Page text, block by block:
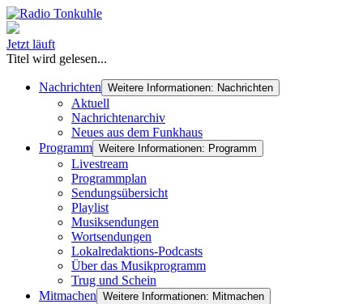
Jetzt läuft
Titel wird gelesen...
Nachrichten Weitere Informationen: Nachrichten
Aktuell
Nachrichtenarchiv
Neues aus dem Funkhaus
Programm Weitere Informationen: Programm
Livestream
Programmplan
Sendungsübersicht
Playlist
Musiksendungen
Wortsendungen
Lokalredaktions-Podcasts
Über das Musikprogramm
Trug und Schein
Mitmachen Weitere Informationen: Mitmachen